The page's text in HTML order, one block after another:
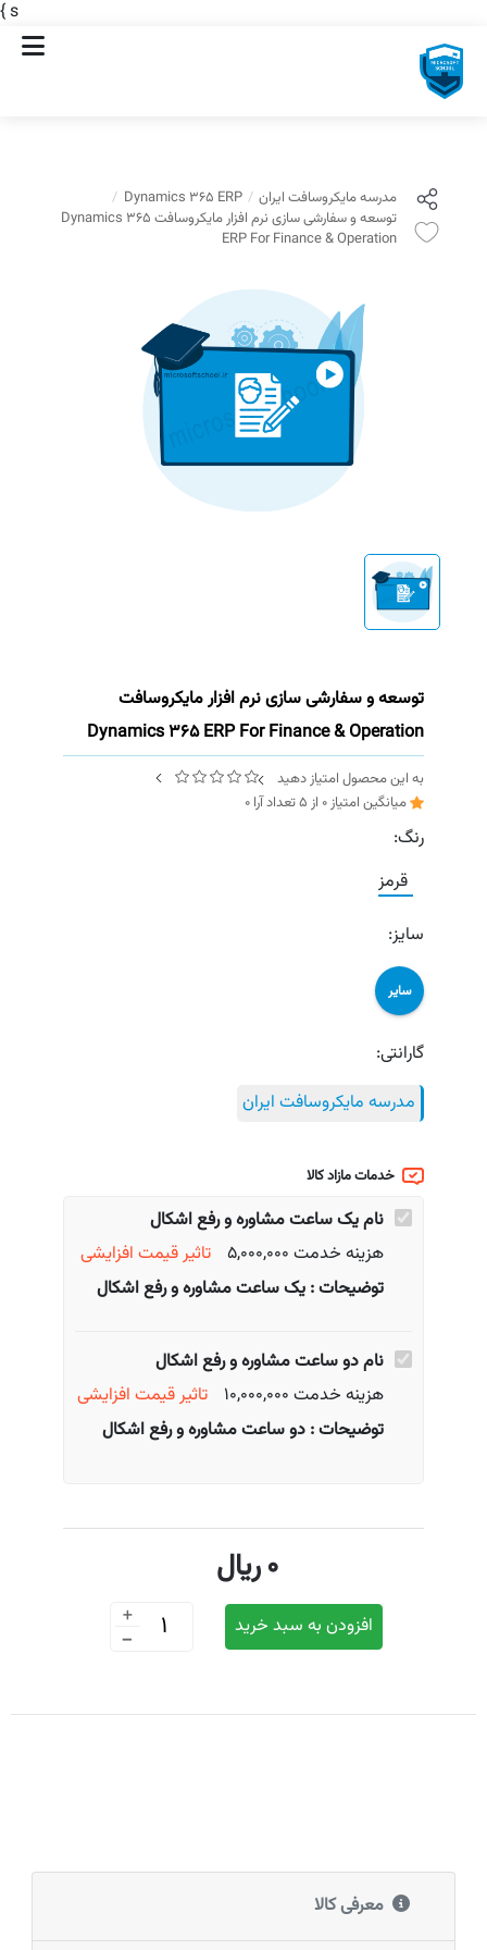
s
}
توسعه و سفارشی سازی نرم افزار مایکروسافت
Dynamics 365 ERP For Finance & Operation
به این محصول امتیاز دهید
میانگین امتیاز 0 از 5تعداد آرا 0
رنگ:
قرمز
سایز:
سایر
گارانتی:
مدرسه مایکروسافت ایران
خدمات مازاد کالا
نامیک ساعت مشاوره و رفع اشکال
هزینه خدمت 5,000,000
تاثیر قیمت افزایشی
توضیحات : یک ساعت مشاوره و رفع اشکال
نامدو ساعت مشاوره و رفع اشکال
هزینه خدمت 10,000,000
تاثیر قیمت افزایشی
توضیحات : دو ساعت مشاوره و رفع اشکال
+
- افزودن به سبد خرید
0ریال
مدرسه مایکروسافت ایران
Dynamics 365 ERP
توسعه و سفارشی سازی نرم افزار مایکروسافت Dynamics 365
ERP For Finance & Operation
معرفی کالا